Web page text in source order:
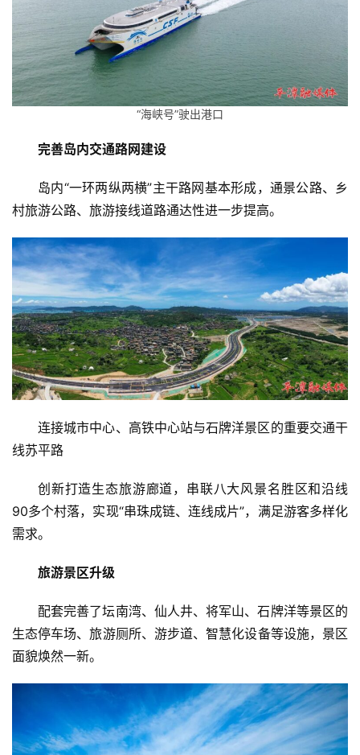
“海峡号”驶出港口
完善岛内交通路网建设
岛内“一环两纵两横”主干路网基本形成，通景公路、乡
村旅游公路、旅游接线道路通达性进一步提高。
连接城市中心、高铁中心站与石牌洋景区的重要交通干
线苏平路
创新打造生态旅游廊道，串联八大风景名胜区和沿线
90多个村落，实现“串珠成链、连线成片”，满足游客多样化
需求。
旅游景区升级
配套完善了坛南湾、仙人井、将军山、石牌洋等景区的
生态停车场、旅游厕所、游步道、智慧化设备等设施，景区
面貌焕然一新。